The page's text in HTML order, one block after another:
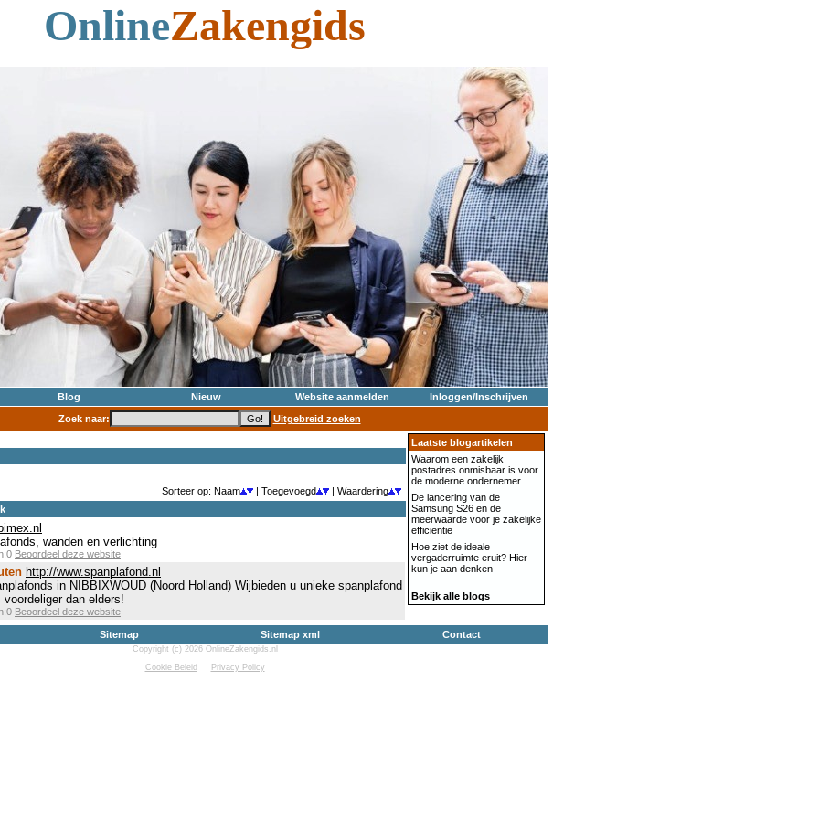
OnlineZakengids
Blog Nieuw Website aanmelden
Inloggen/Inschrijven
Zoek naar:
Uitgebreid zoeken
Sorteer op: Naam | Toegevoegd
| Waardering
wanden en verlichting
Beoordeel deze website
http://www.spanplafond.nl
in NIBBIXWOUD (Noord Holland) Wijbieden u unieke spanplafond
dan elders!
Beoordeel deze website
Laatste blogartikelen
Waarom een zakelijk
postadres onmisbaar is voor
de moderne ondernemer
De lancering van de
Samsung S26 en de
meerwaarde voor je zakelijke
efficiëntie
Hoe ziet de ideale
vergaderruimte eruit? Hier
kun je aan denken
Bekijk alle blogs
Sitemap Sitemap xml Contact
Copyright (c) 2026 OnlineZakengids.nl
Cookie Beleid
Privacy Policy